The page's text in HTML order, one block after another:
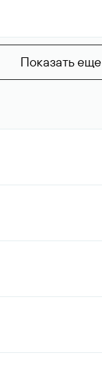
Показать еще